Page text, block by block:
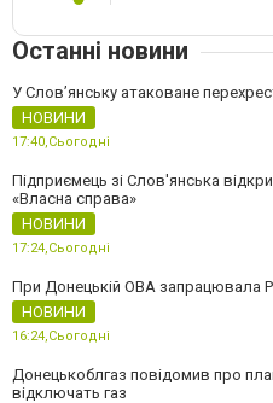
Останні новини
У Слов’янську атаковане
НОВИНИ
17:40, Сьогодні
Підприємець зі Слов'янська
«Власна справа»
НОВИНИ
17:24, Сьогодні
При Донецькій ОВА запрацювала
НОВИНИ
16:24, Сьогодні
Донецькоблгаз повідомив про
відключать газ